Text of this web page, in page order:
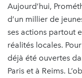
Aujourd’hui,
d’un millier de
ses actions partout
réalités locales.
déjà été ouvertes
Paris et à Reims.